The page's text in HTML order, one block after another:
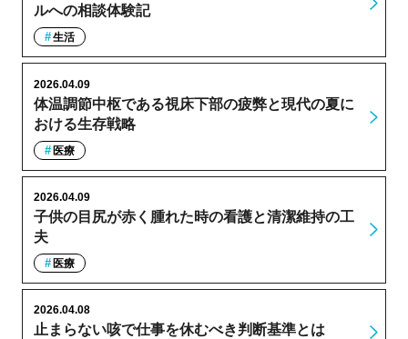
ルへの相談体験記
生活
体温調節中枢である視床下部の疲弊と現代の夏に
おける生存戦略
2026.04.09
医療
子供の目尻が赤く腫れた時の看護と清潔維持の工
夫
2026.04.09
医療
止まらない咳で仕事を休むべき判断基準とは
2026.04.08